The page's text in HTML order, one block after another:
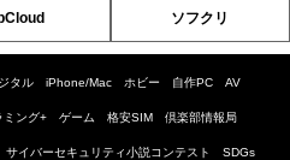
ソフクリ
タル iPhone/Mac ホビー 自作PC AV
ミング+ ゲーム 格安SIM 倶楽部情報局
サイバーセキュリティ小説コンテスト SDGs